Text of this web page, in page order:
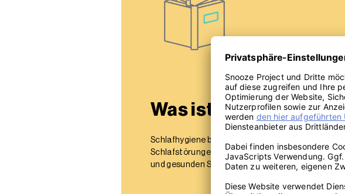
Was ist
Schlafhygiene beschreibt Maßnahmen und
Schlafstörungen vorbeugen bzw. beheben. Hier
und gesunden Schlaf tun?